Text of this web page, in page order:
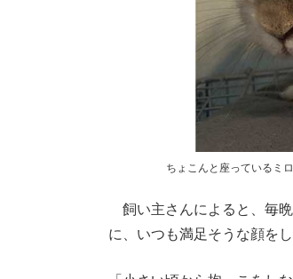
ちょこんと座っているミ
飼い主さんによると、毎
に、いつも満足そうな顔を